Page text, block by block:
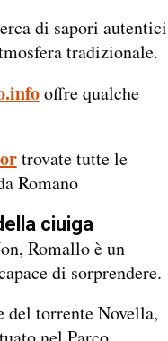
di sapori autentici
tradizionale.
offre qualche
trovate tutte le
Romano
ciuiga
Romallo è un
di sorprendere.
del torrente Novella,